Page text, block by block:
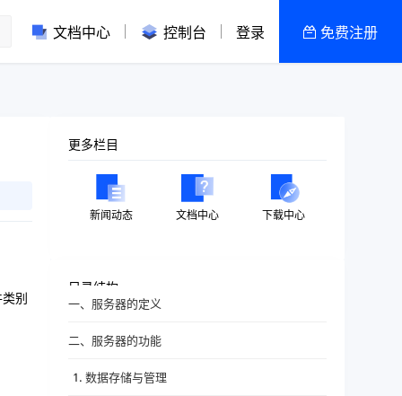
热销推荐
文档中心 控制台 登录 免费注册
别
更多栏目
新闻动态 文档中心 下载中心
目录结构
一、服务器的定义
二、服务器的功能
1. 数据存储与管理